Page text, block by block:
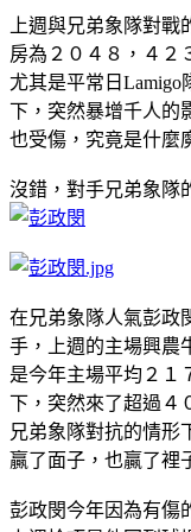
上週與兄弟象隊對
房為２０４８，４２
尤其是平常日
下，突然暴增千人的
也受傷，究竟是什麼
沒錯，對手兄弟象隊
在兄弟象隊人氣彭政
手，上週的主場興農
是今年主場平均２１
下，突然來了超過４
兄弟象隊對抗的情形
贏了面子，也贏了裡
彭政閔今年因為有傷